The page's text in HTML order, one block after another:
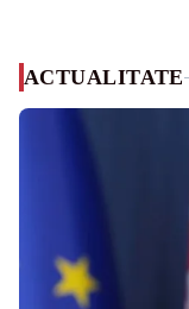
ACTUALITATE